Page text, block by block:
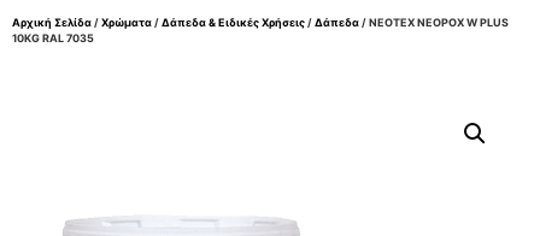
Αρχική Σελίδα/Χρώματα/Δάπεδα & Ειδικές Χρήσεις/Δάπεδα/ NEOTEX NEOPOX W PLUS
10KG RAL 7035